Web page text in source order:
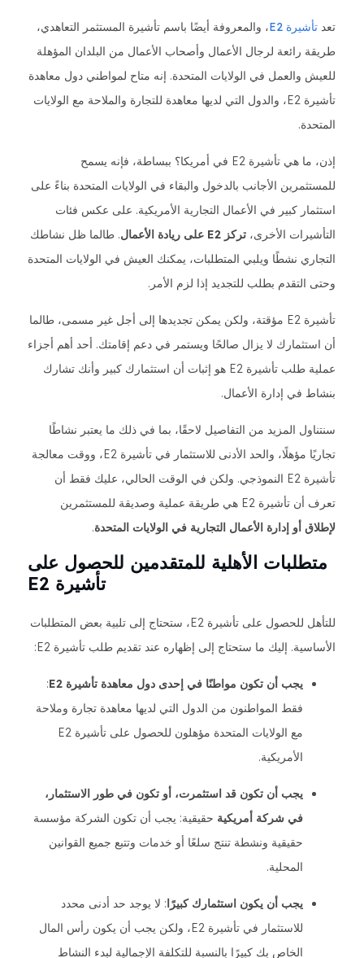
تعد تأشيرة E2
، والمعروفة أيضًا باسم تأشيرة المستثمر التعاهدي،
طريقة رائعة لرجال الأعمال وأصحاب الأعمال من البلدان المؤهلة
للعيش والعمل في الولايات المتحدة. إنه متاح لمواطني دول معاهدة
تأشيرة E2، والدول التي لديها معاهدة للتجارة والملاحة مع الولايات
المتحدة.
إذن، ما هي تأشيرة E2 في أمريكا؟ ببساطة، فإنه يسمح
للمستثمرين الأجانب بالدخول والبقاء في الولايات المتحدة بناءً على
استثمار كبير في الأعمال التجارية الأمريكية. على عكس فئات
التأشيرات الأخرى، تركز E2 على ريادة الأعمال
. طالما ظل نشاطك
التجاري نشطًا ويلبي المتطلبات، يمكنك العيش في الولايات المتحدة
وحتى التقدم بطلب للتجديد إذا لزم الأمر.
تأشيرة E2 مؤقتة، ولكن يمكن تجديدها إلى أجل غير مسمى، طالما
أن استثمارك لا يزال صالحًا ويستمر في دعم إقامتك. أحد أهم أجزاء
عملية طلب تأشيرة E2 هو إثبات أن استثمارك كبير وأنك تشارك
بنشاط في إدارة الأعمال.
سنتناول المزيد من التفاصيل لاحقًا، بما في ذلك ما يعتبر نشاطًا
تجاريًا مؤهلًا، والحد الأدنى للاستثمار في تأشيرة E2، ووقت معالجة
تأشيرة E2 النموذجي. ولكن في الوقت الحالي، عليك فقط أن
تعرف أن تأشيرة E2 هي طريقة عملية وصديقة للمستثمرين
لإطلاق أو إدارة الأعمال التجارية في الولايات المتحدة.
متطلبات الأهلية للمتقدمين للحصول على
تأشيرة E2
للتأهل للحصول على تأشيرة E2، ستحتاج إلى تلبية بعض المتطلبات
الأساسية. إليك ما ستحتاج إلى إظهاره عند تقديم طلب تأشيرة E2:
يجب أن تكون مواطنًا في إحدى دول معاهدة تأشيرة E2
:
فقط المواطنون من الدول التي لديها معاهدة تجارة وملاحة
مع الولايات المتحدة مؤهلون للحصول على تأشيرة E2
الأمريكية.
يجب أن تكون قد استثمرت، أو تكون في طور الاستثمار،
في شركة أمريكية حقيقية: يجب أن تكون الشركة مؤسسة
حقيقية ونشطة تنتج سلعًا أو خدمات وتتبع جميع القوانين
المحلية.
يجب أن يكون استثمارك كبيرًا: لا يوجد حد أدنى محدد
للاستثمار في تأشيرة E2، ولكن يجب أن يكون رأس المال
الخاص بك كبيرًا بالنسبة للتكلفة الإجمالية لبدء النشاط